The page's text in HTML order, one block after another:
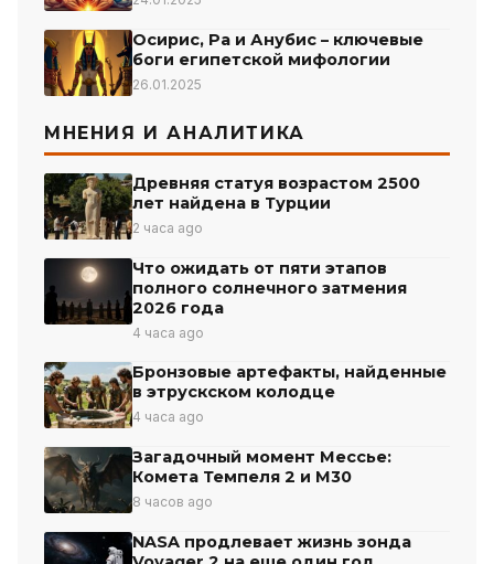
Осирис, Ра и Анубис – ключевые
боги египетской мифологии
26.01.2025
МНЕНИЯ И АНАЛИТИКА
Древняя статуя возрастом 2500
лет найдена в Турции
2 часа ago
Что ожидать от пяти этапов
полного солнечного затмения
2026 года
4 часа ago
Бронзовые артефакты, найденные
в этрускском колодце
4 часа ago
Загадочный момент Мессье:
Комета Темпеля 2 и М30
8 часов ago
NASA продлевает жизнь зонда